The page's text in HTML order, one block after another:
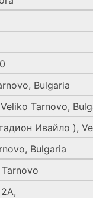
Bulgaria
Tarnovo,
Ивайло ),
Bulgaria